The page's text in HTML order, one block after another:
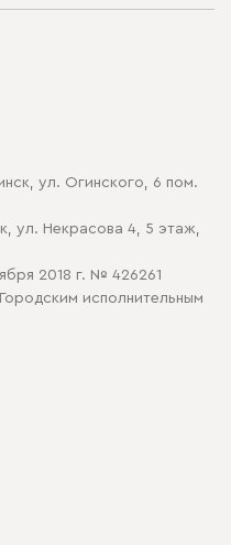
cookieул. Огинского, 6 пом.
ул. Некрасова 4, 5 этаж,
2018 г. № 426261
исполнительным